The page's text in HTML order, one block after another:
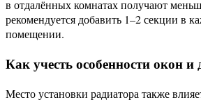
в отдалённых комнатах получают
рекомендуется добавить 1–2 секции в
помещении.
Как учесть особенности окон и
Место установки радиатора также